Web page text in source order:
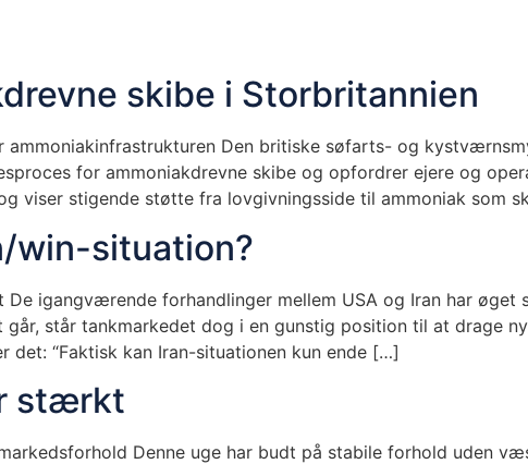
skibe i Storbritannien
ammoniakinfrastrukturen Den britiske søfarts- og
for ammoniakdrevne skibe og opfordrer ejere og
viser stigende støtte fra lovgivningsside til ammoniak som
win-situation?
igangværende forhandlinger mellem USA og Iran har øget
står tankmarkedet dog i en gunstig position til at drage
det: “Faktisk kan Iran-situationen kun ende […]
stærkt
Denne uge har budt på stabile forhold uden